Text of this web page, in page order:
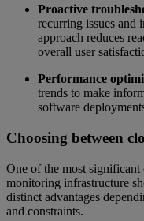
Proactive
recurring issues and
approach reduces
overall user
Performance
trends to make
software
Choosing between
One of the most
monitoring infrastructure
distinct advantages
and constraints.